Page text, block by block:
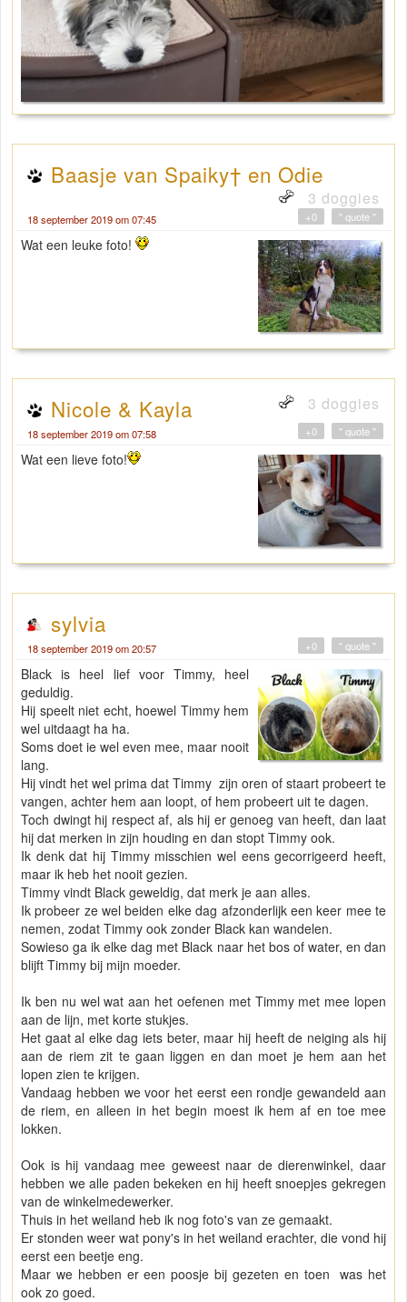
Baasje van Spaiky† en Odie
3 doggies
18 september 2019 om 07:45 " quote "
+0
Wat een leuke foto!
Nicole & Kayla 3 doggies
18 september 2019 om 07:58 " quote "
+0
Wat een lieve foto!
sylvia
18 september 2019 om 20:57 " quote "
+0
Black is heel lief voor Timmy, heel
geduldig.
Hij speelt niet echt, hoewel Timmy hem
wel uitdaagt ha ha.
Soms doet ie wel even mee, maar nooit
lang.
Hij vindt het wel prima dat Timmy zijn oren of staart probeert te
vangen, achter hem aan loopt, of hem probeert uit te dagen.
Toch dwingt hij respect af, als hij er genoeg van heeft, dan laat
hij dat merken in zijn houding en dan stopt Timmy ook.
Ik denk dat hij Timmy misschien wel eens gecorrigeerd heeft,
maar ik heb het nooit gezien.
Timmy vindt Black geweldig, dat merk je aan alles.
Ik probeer ze wel beiden elke dag afzonderlijk een keer mee te
nemen, zodat Timmy ook zonder Black kan wandelen.
Sowieso ga ik elke dag met Black naar het bos of water, en dan
blijft Timmy bij mijn moeder.
Ik ben nu wel wat aan het oefenen met Timmy met mee lopen
aan de lijn, met korte stukjes.
Het gaat al elke dag iets beter, maar hij heeft de neiging als hij
aan de riem zit te gaan liggen en dan moet je hem aan het
lopen zien te krijgen.
Vandaag hebben we voor het eerst een rondje gewandeld aan
de riem, en alleen in het begin moest ik hem af en toe mee
lokken.
Ook is hij vandaag mee geweest naar de dierenwinkel, daar
hebben we alle paden bekeken en hij heeft snoepjes gekregen
van de winkelmedewerker.
Thuis in het weiland heb ik nog foto's van ze gemaakt.
Er stonden weer wat pony's in het weiland erachter, die vond hij
eerst een beetje eng.
Maar we hebben er een poosje bij gezeten en toen was het
ook zo goed.